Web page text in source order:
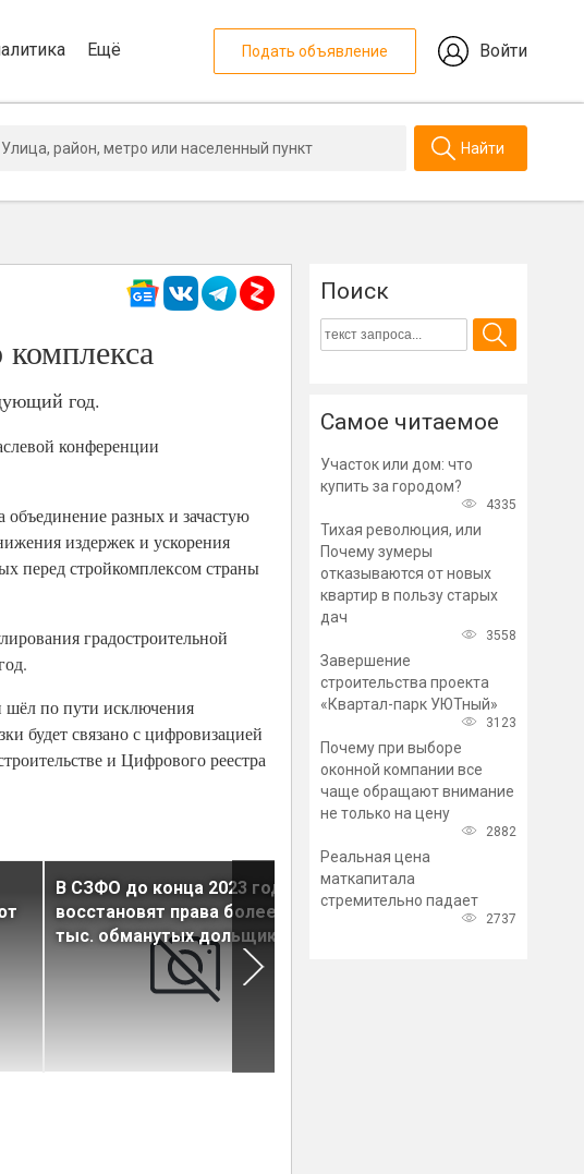
Ещё Подать объявление Войти
Найти
год.
конференции
разных и зачастую
издержек и ускорения
перед стройкомплексом страны
градостроительной
шёл по пути исключения
будет связано с цифровизацией
и Цифрового реестра
В СЗФО до конца 2023 года
восстановят права более 20
тыс. обманутых дольщиков
Спрос на апартаменты в
Петербурге упал вдвое
Поиск
Самое читаемое
Участок или дом: что
купить за городом?
4335
Тихая революция, или
Почему зумеры
отказываются от новых
квартир в пользу старых
дач
3558
Завершение
строительства проекта
«Квартал-парк УЮТный»
3123
Почему при выборе
оконной компании все
чаще обращают внимание
не только на цену
2882
Реальная цена
маткапитала
стремительно падает
2737